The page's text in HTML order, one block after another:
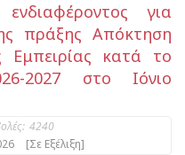
για
πράξης Απόκτηση
Εμπειρίας κατά το
2027 στο Ιόνιο
4240
[Σε Εξέλιξη]